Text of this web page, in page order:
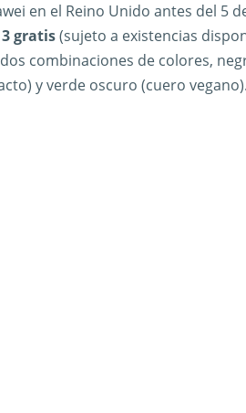
en el Reino Unido antes del 5
gratis(sujeto a existencias
combinaciones de colores,
y verde oscuro (cuero vegano).